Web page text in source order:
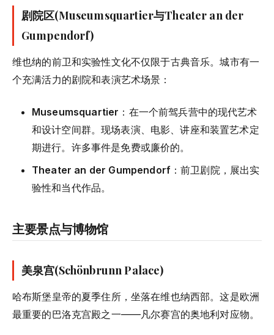
剧院区(Museumsquartier与Theater an der
Gumpendorf)
维也纳的前卫和实验性文化不仅限于古典音乐。城市有一
个充满活力的剧院和表演艺术场景：
Museumsquartier ：在一个前驾兵营中的现代艺术
和设计空间群。现场表演、电影、讲座和装置艺术定
期进行。许多事件是免费或廉价的。
Theater an der Gumpendorf ：前卫剧院，展出实
验性和当代作品。
主要景点与博物馆
美泉宫(Schönbrunn Palace)
哈布斯堡皇帝的夏季住所，坐落在维也纳西部。这是欧洲
最重要的巴洛克宫殿之一——凡尔赛宫的奥地利对应物。